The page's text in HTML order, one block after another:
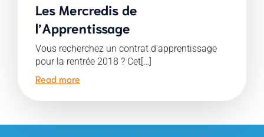
Les Mercredis de
l’Apprentissage
Vous recherchez un contrat d'apprentissage
pour la rentrée 2018 ? Cet[…]
Read more